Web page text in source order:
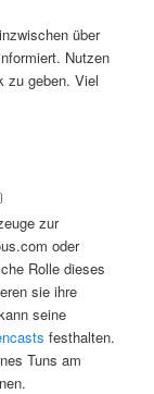
über
Nutzen
zu geben. Viel
zur
oder
Rolle dieses
sie ihre
seine
festhalten.
Tuns am